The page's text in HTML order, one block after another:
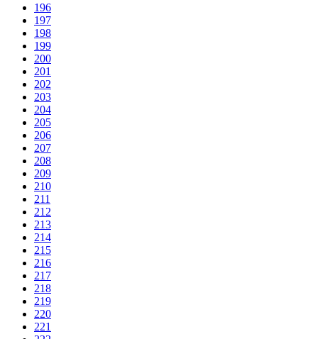
196
197
198
199
200
201
202
203
204
205
206
207
208
209
210
211
212
213
214
215
216
217
218
219
220
221